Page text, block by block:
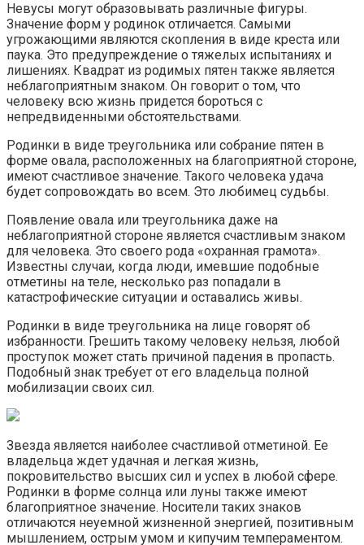
Невусы могут образовывать различные фигуры.
Значение форм у родинок отличается. Самыми
угрожающими являются скопления в виде креста или
паука. Это предупреждение о тяжелых испытаниях и
лишениях. Квадрат из родимых пятен также является
неблагоприятным знаком. Он говорит о том, что
человеку всю жизнь придется бороться с
непредвиденными обстоятельствами.
Родинки в виде треугольника или собрание пятен в
форме овала, расположенных на благоприятной стороне,
имеют счастливое значение. Такого человека удача
будет сопровождать во всем. Это любимец судьбы.
Появление овала или треугольника даже на
неблагоприятной стороне является счастливым знаком
для человека. Это своего рода «охранная грамота».
Известны случаи, когда люди, имевшие подобные
отметины на теле, несколько раз попадали в
катастрофические ситуации и оставались живы.
Родинки в виде треугольника на лице говорят об
избранности. Грешить такому человеку нельзя, любой
проступок может стать причиной падения в пропасть.
Подобный знак требует от его владельца полной
мобилизации своих сил.
Звезда является наиболее счастливой отметиной. Ее
владельца ждет удачная и легкая жизнь,
покровительство высших сил и успех в любой сфере.
Родинки в форме солнца или луны также имеют
благоприятное значение. Носители таких знаков
отличаются неуемной жизненной энергией, позитивным
мышлением, острым умом и кипучим темпераментом.